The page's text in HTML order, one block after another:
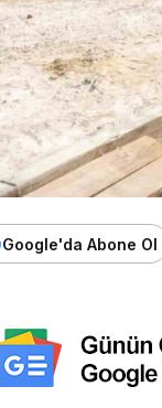
Google'da Abone Ol